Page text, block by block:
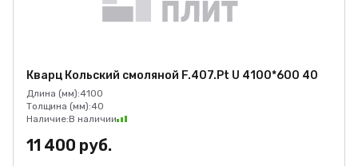
Кварц Кольский смоляной F.407.Pt U 4100*600 40
Длина (мм):4100
Толщина (мм):40
Наличие:В наличии
11 400 руб.